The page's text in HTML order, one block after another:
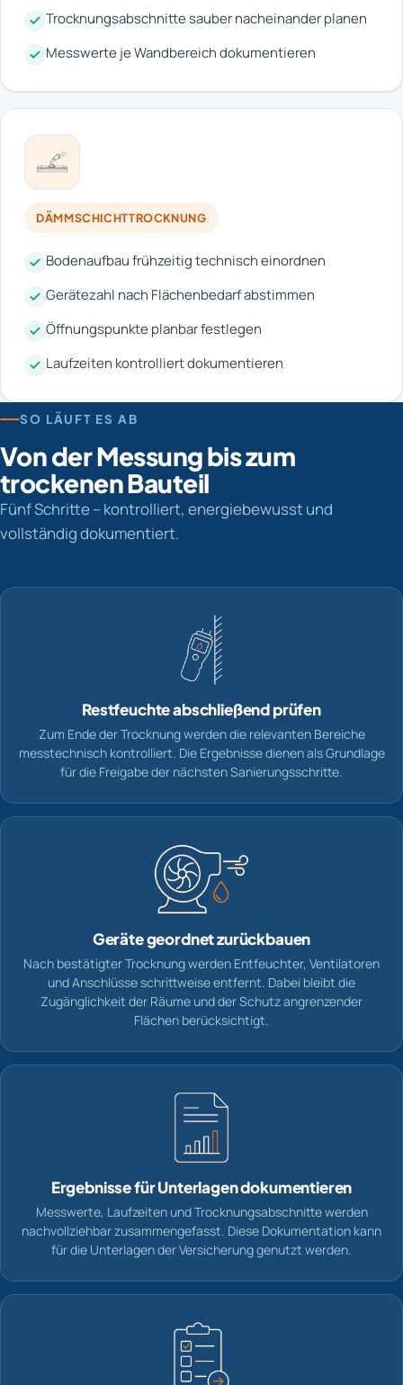
Trocknungsabschnitte sauber nacheinander planen
Messwerte je Wandbereich dokumentieren
DÄMMSCHICHTTROCKNUNG
Bodenaufbau frühzeitig technisch einordnen
Gerätezahl nach Flächenbedarf abstimmen
Öffnungspunkte planbar festlegen
Laufzeiten kontrolliert dokumentieren
SO LÄUFT ES AB
Von der Messung bis zum
trockenen Bauteil
Fünf Schritte – kontrolliert, energiebewusst und
vollständig dokumentiert.
Restfeuchte abschließend prüfen
Zum Ende der Trocknung werden die relevanten Bereiche
messtechnisch kontrolliert. Die Ergebnisse dienen als Grundlage
für die Freigabe der nächsten Sanierungsschritte.
Geräte geordnet zurückbauen
Nach bestätigter Trocknung werden Entfeuchter, Ventilatoren
und Anschlüsse schrittweise entfernt. Dabei bleibt die
Zugänglichkeit der Räume und der Schutz angrenzender
Flächen berücksichtigt.
Ergebnisse für Unterlagen dokumentieren
Messwerte, Laufzeiten und Trocknungsabschnitte werden
nachvollziehbar zusammengefasst. Diese Dokumentation kann
für die Unterlagen der Versicherung genutzt werden.